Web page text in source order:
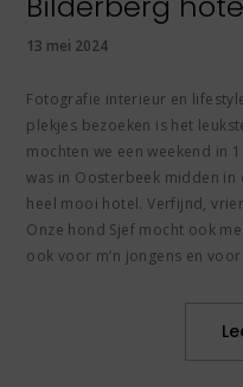
13 mei 2024
Fotografie interieur en
plekjes bezoeken is het
mochten we een weekend in
was in Oosterbeek midden in
heel mooi hotel. Verfijnd,
Onze hond Sjef mocht ook
ook voor m’n jongens en